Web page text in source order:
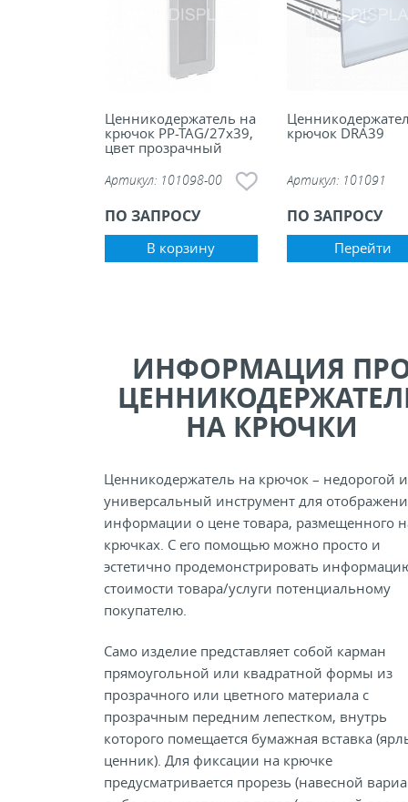
Ценникодержатель на
крючок PP-TAG/27x39,
цвет прозрачный
Артикул: 101098-00
ПО ЗАПРОСУ
В корзину
крючок DRA39
Артикул: 101091
ПО ЗАПРОСУ
Перейти
ИНФОРМАЦИЯ
НА КРЮЧКИ
Ценникодержатель на крючок – недорогой и
универсальный инструмент для
информации о цене товара, размещенного
крючках. С его помощью можно просто и
эстетично продемонстрировать
стоимости товара/услуги потенциальному
покупателю.
Само изделие представляет собой карман
прямоугольной или квадратной формы из
прозрачного или цветного материала с
прозрачным передним лепестком, внутрь
которого помещается бумажная вставка
ценник). Для фиксации на крючке
предусматривается прорезь (навесной